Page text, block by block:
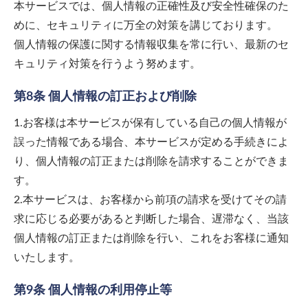
本サービスでは、個人情報の正確性及び安全性確保のた
めに、セキュリティに万全の対策を講じております。
個人情報の保護に関する情報収集を常に行い、最新のセ
キュリティ対策を行うよう努めます。
第8条 個人情報の訂正および削除
1.お客様は本サービスが保有している自己の個人情報が
誤った情報である場合、本サービスが定める手続きによ
り、個人情報の訂正または削除を請求することができま
す。
2.本サービスは、お客様から前項の請求を受けてその請
求に応じる必要があると判断した場合、遅滞なく、当該
個人情報の訂正または削除を行い、これをお客様に通知
いたします。
第9条 個人情報の利用停止等